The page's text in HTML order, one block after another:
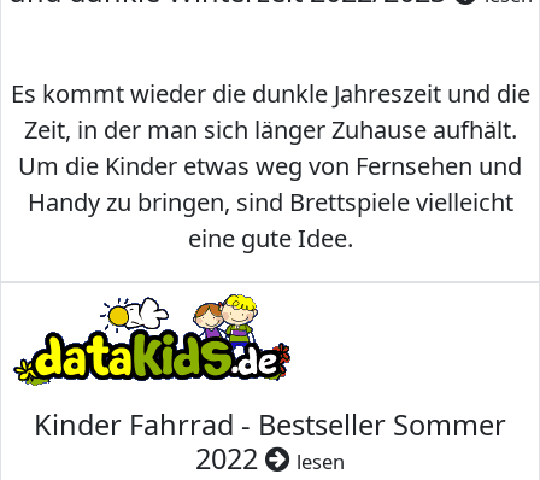
Es kommt wieder die dunkle Jahreszeit und die
Zeit, in der man sich länger Zuhause aufhält.
Um die Kinder etwas weg von Fernsehen und
Handy zu bringen, sind Brettspiele vielleicht
eine gute Idee.
Kinder Fahrrad - Bestseller Sommer
2022
lesen